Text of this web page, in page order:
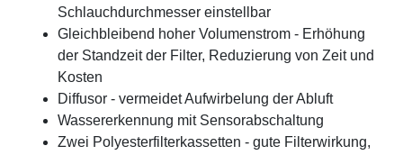
Schlauchdurchmesser einstellbar
Gleichbleibend hoher Volumenstrom - Erhöhung
der Standzeit der Filter, Reduzierung von Zeit und
Kosten
Diffusor - vermeidet Aufwirbelung der Abluft
Wassererkennung mit Sensorabschaltung
Zwei Polyesterfilterkassetten - gute Filterwirkung,